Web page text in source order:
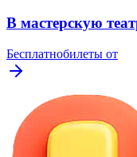
В мастерскую
Бесплатнобилеты от